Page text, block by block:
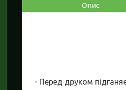
Опис
- Перед друком